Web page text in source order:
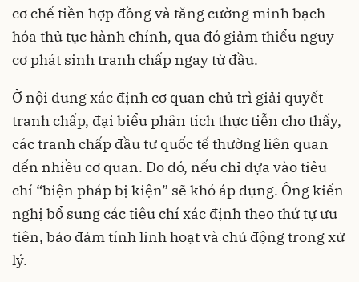
cơ chế tiền hợp đồng và tăng cường minh bạch
hóa thủ tục hành chính, qua đó giảm thiểu nguy
cơ phát sinh tranh chấp ngay từ đầu.
Ở nội dung xác định cơ quan chủ trì giải quyết
tranh chấp, đại biểu phân tích thực tiễn cho thấy,
các tranh chấp đầu tư quốc tế thường liên quan
đến nhiều cơ quan. Do đó, nếu chỉ dựa vào tiêu
chí “biện pháp bị kiện” sẽ khó áp dụng. Ông kiến
nghị bổ sung các tiêu chí xác định theo thứ tự ưu
tiên, bảo đảm tính linh hoạt và chủ động trong xử
lý.